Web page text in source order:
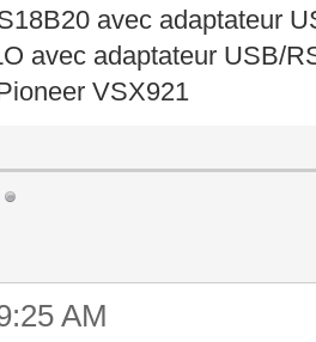
avec adaptateur
avec adaptateur USB/
VSX921
AM